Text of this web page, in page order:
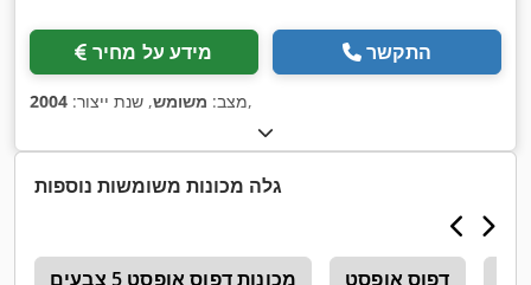
מידע על מחיר התקשר
מצב: משומש, שנת ייצור: 2004 ,
גלה מכונות משומשות נוספות
מכונות דפוס אופסט 5 צבעים דפוס אופסט